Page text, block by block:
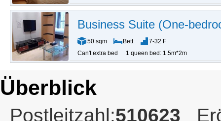
Business Suite (One-
50 sqm Bett
7-32 F
Can't extra bed
1 queen bed: 1.5m*2m
Überblick
Postleitzahl:510623